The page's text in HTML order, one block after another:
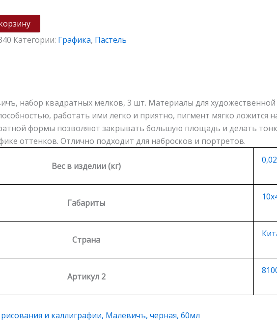
Категории: Графика, Пастель
набор квадратных мелков, 3 шт. Материалы для
работать ими легко и приятно, пигмент мягко ложится
формы позволяют закрывать большую площадь и делать
оттенков. Отлично подходит для набросков и портретов.
Вес в изделии (кг)
Габариты
Страна
Артикул 2